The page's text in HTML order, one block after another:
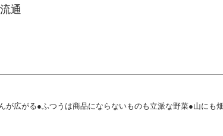
通
が広がる●ふつうは商品にならないものも立派な野菜●山にも